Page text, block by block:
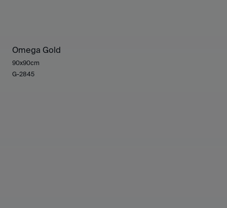
Omega Gold
90x90cm
G-2845